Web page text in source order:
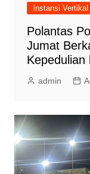
Instansi Vertikal
Polantas
Jumat
Kepedulian
admin